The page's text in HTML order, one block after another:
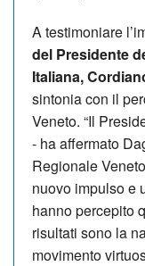
A testimoniare
del Presidente
Italiana,
sintonia con il
Veneto. “Il
- ha affermato
Regionale
nuovo impulso e
hanno percepito
risultati sono la
movimento